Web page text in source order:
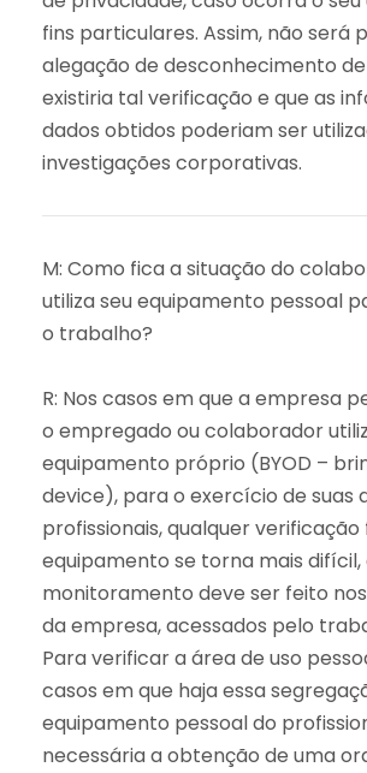
fins particulares. Assim, não será
alegação de desconhecimento
existiria tal verificação e que as
dados obtidos poderiam ser
investigações corporativas.
M: Como fica a situação do
utiliza seu equipamento pessoal
o trabalho?
R: Nos casos em que a empresa
o empregado ou colaborador
equipamento próprio (BYOD –
device), para o exercício de suas
profissionais, qualquer verificação
equipamento se torna mais difícil,
monitoramento deve ser feito
da empresa, acessados pelo
Para verificar a área de uso
casos em que haja essa
equipamento pessoal do
necessária a obtenção de uma